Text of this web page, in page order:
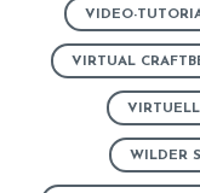
VIDEO-
VIRTUAL
WILDER